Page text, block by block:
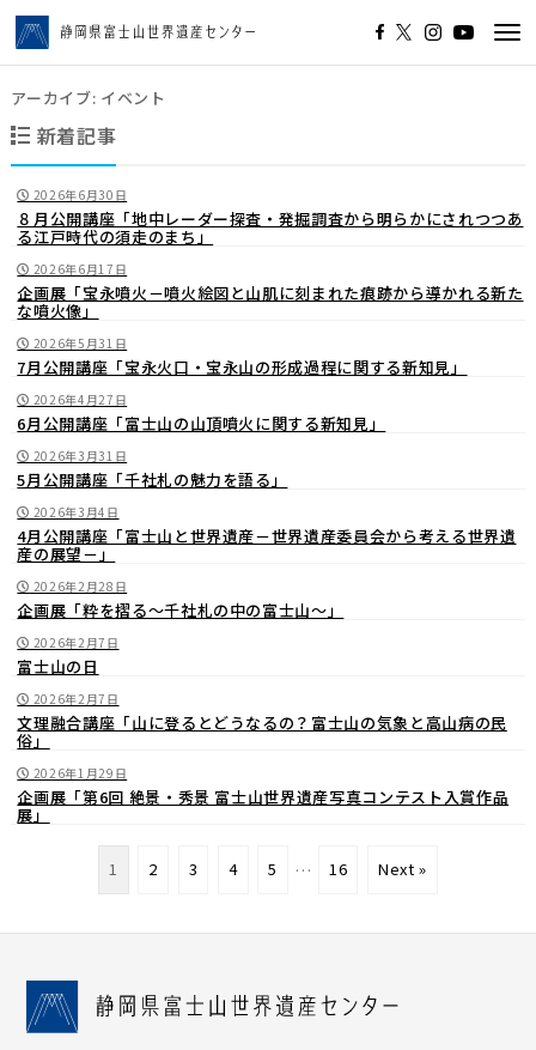
アーカイブ: イベント
新着記事
2026年6月30日
８月公開講座「地中レーダー探査・発掘調査から明らかにされつつあ
る江戸時代の須走のまち」
2026年6月17日
企画展「宝永噴火－噴火絵図と山肌に刻まれた痕跡から導かれる新た
な噴火像」
2026年5月31日
7月公開講座「宝永火口・宝永山の形成過程に関する新知見」
2026年4月27日
6月公開講座「富士山の山頂噴火に関する新知見」
2026年3月31日
5月公開講座「千社札の魅力を語る」
2026年3月4日
4月公開講座「富士山と世界遺産－世界遺産委員会から考える世界遺
産の展望－」
2026年2月28日
企画展「粋を摺る～千社札の中の富士山～」
2026年2月7日
富士山の日
2026年2月7日
文理融合講座「山に登るとどうなるの？富士山の気象と高山病の民
俗」
2026年1月29日
企画展「第6回 絶景・秀景 富士山世界遺産写真コンテスト入賞作品
展」
1 2 3 4 5 … 16 Next »